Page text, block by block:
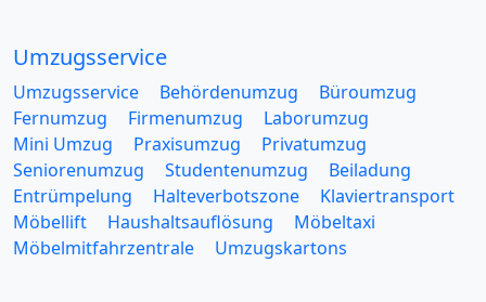
Umzugsservice
Umzugsservice Behördenumzug
Büroumzug
Fernumzug
Firmenumzug
Laborumzug
Mini Umzug
Praxisumzug
Privatumzug
Seniorenumzug
Studentenumzug
Beiladung
Entrümpelung
Halteverbotszone
Klaviertransport
Möbellift
Haushaltsauflösung
Möbeltaxi
Möbelmitfahrzentrale
Umzugskartons